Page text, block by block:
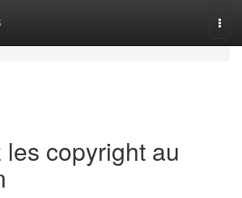
copyright au